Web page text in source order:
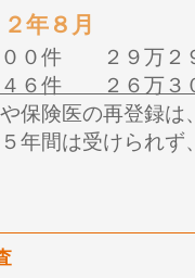
年８月
件 ２９万２
件 ２６万３
保険医の再登録は
間は受けられず